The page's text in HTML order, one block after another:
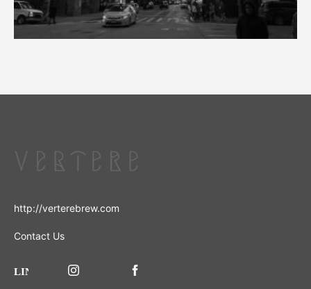
http://verterebrew.com
Contact Us